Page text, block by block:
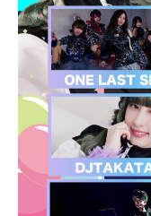
1
9
日
忍
代
表
野
也